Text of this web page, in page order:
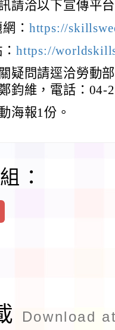
請洽以下宣傳平
： https://
https://
疑問請逕洽勞動
鈞維，電話：04-
海報1份。
：
Download